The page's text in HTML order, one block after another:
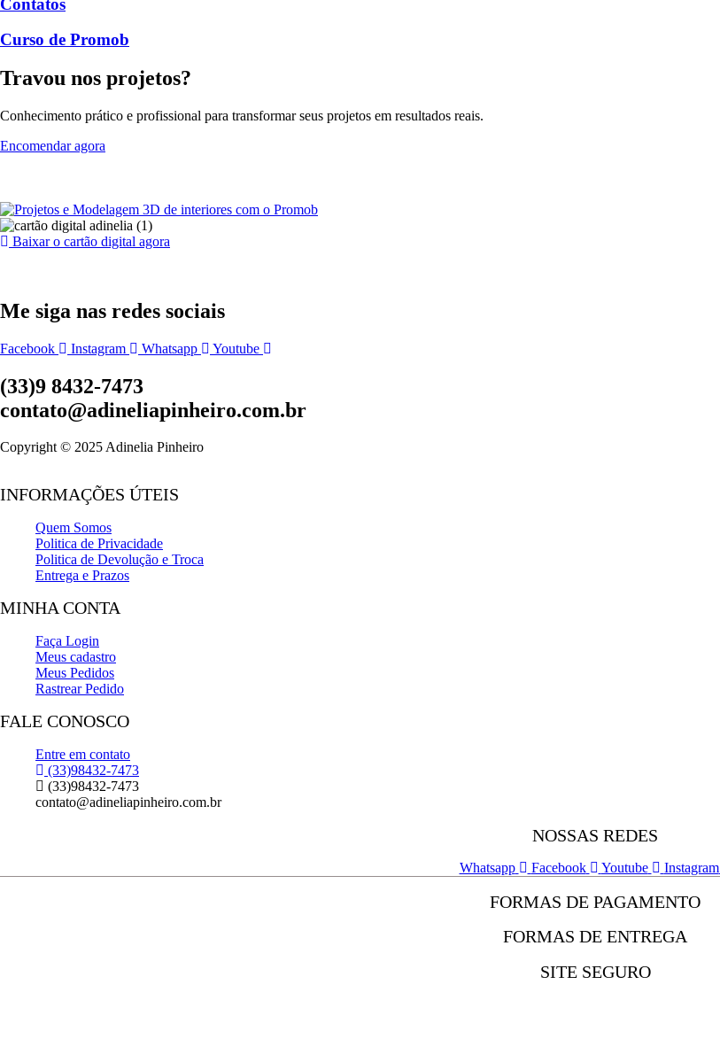
Contatos
Curso de Promob
Travou nos projetos?
Conhecimento prático e profissional para transformar seus projetos em resultados reais.
Encomendar agora
Baixar o cartão digital agora
Me siga nas redes sociais
Facebook Instagram Whatsapp Youtube
(33)9 8432-7473
contato@adineliapinheiro.com.br
Copyright © 2025 Adinelia Pinheiro
INFORMAÇÕES ÚTEIS
Quem Somos
Politica de Privacidade
Politica de Devolução e Troca
Entrega e Prazos
MINHA CONTA
Faça Login
Meus cadastro
Meus Pedidos
Rastrear Pedido
FALE CONOSCO
Entre em contato
(33)98432-7473
(33)98432-7473
contato@adineliapinheiro.com.br
NOSSAS REDES
Whatsapp Facebook Youtube Instagram
FORMAS DE PAGAMENTO
FORMAS DE ENTREGA
SITE SEGURO